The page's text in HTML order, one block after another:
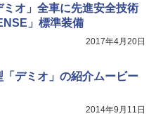
ミオ」全車に先進安全技術
」標準装備
2017年4月20日
「デミオ」の紹介ムービー
2014年9月11日